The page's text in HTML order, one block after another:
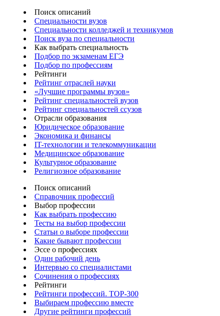
Поиск описаний
Специальности вузов
Специальности колледжей и техникумов
Поиск вуза по специальности
Как выбрать специальность
Подбор по экзаменам ЕГЭ
Подбор по профессиям
Рейтинги
Рейтинг отраслей науки
«Лучшие программы вузов»
Рейтинг специальностей вузов
Рейтинг специальностей ссузов
Отрасли образования
Юридическое образование
Экономика и финансы
IT-технологии и телекоммуникации
Медицинское образование
Культурное образование
Религиозное образование
Поиск описаний
Справочник профессий
Выбор профессии
Как выбрать профессию
Тесты на выбор профессии
Статьи о выборе профессии
Какие бывают профессии
Эссе о профессиях
Один рабочий день
Интервью со специалистами
Сочинения о профессиях
Рейтинги
Рейтинги профессий. TOP-300
Выбираем профессию вместе
Другие рейтинги профессий